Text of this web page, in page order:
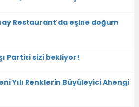
Restaurant'da eşine doğum
Partisi sizi bekliyor!
Yılı Renklerin Büyüleyici Ahengi